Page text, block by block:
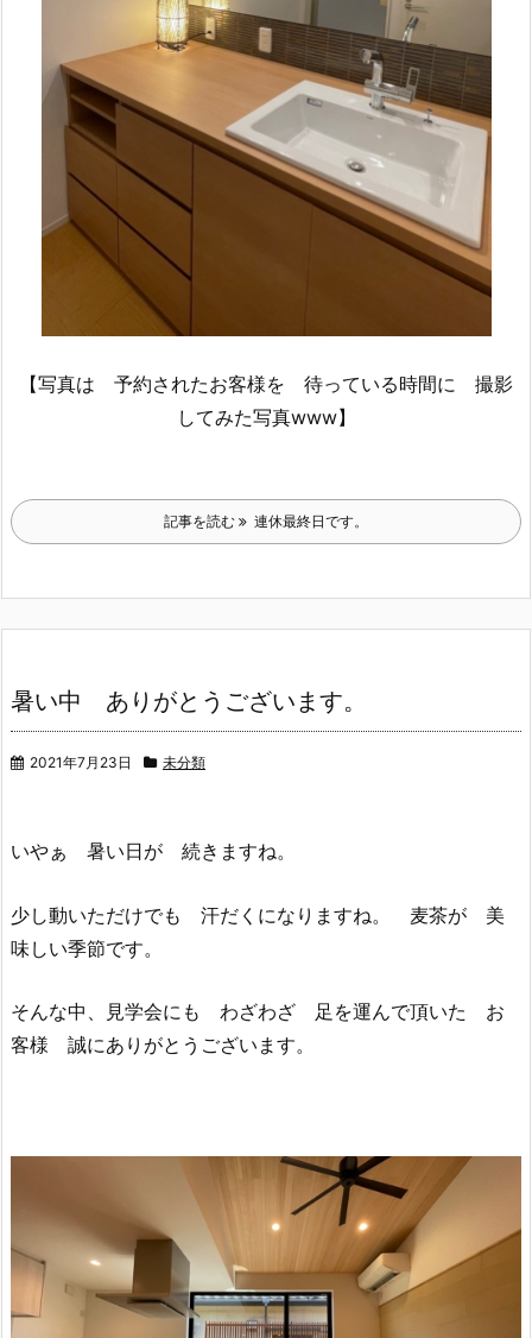
【写真は 予約されたお客様を 待っている時間に 撮影
してみた写真www】
記事を読む 連休最終日です。
暑い中 ありがとうございます。
2021年7月23日 未分類
いやぁ 暑い日が 続きますね。
少し動いただけでも 汗だくになりますね。 麦茶が 美
味しい季節です。
そんな中、見学会にも わざわざ 足を運んで頂いた お
客様 誠にありがとうございます。